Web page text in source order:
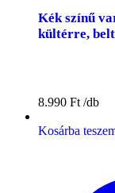
Kék színű
kültérre,
8.990 Ft
Kosárba